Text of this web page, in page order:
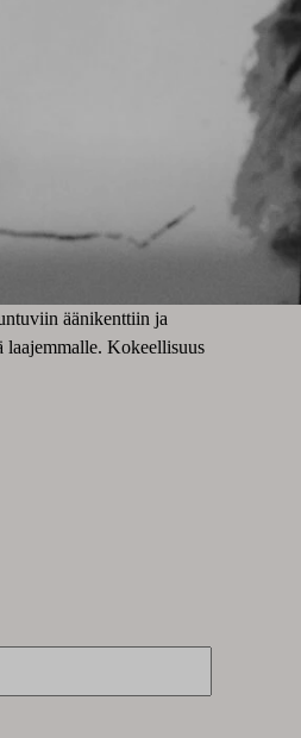
äänikenttiin ja
laajemmalle. Kokeellisuus